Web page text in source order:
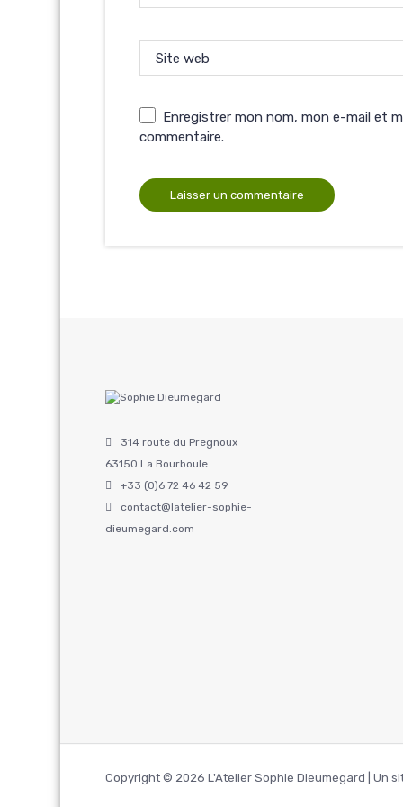
Site web
Enregistrer mon nom, mon e-mail et
commentaire.
314 route du Pregnoux
63150 La Bourboule
+33 (0)6 72 46 42 59
contact@latelier-sophie-
dieumegard.com
Copyright © 2026 L'Atelier Sophie Dieumegard | Un